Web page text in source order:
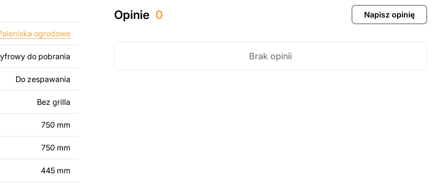
że
dodanie tekstu,
według
metalowego
się z nami
ogrodowe
do pobrania
Do zespawania
Bez grilla
750 mm
750 mm
445 mm
Opinie 0 Napisz opinię
Brak opinii